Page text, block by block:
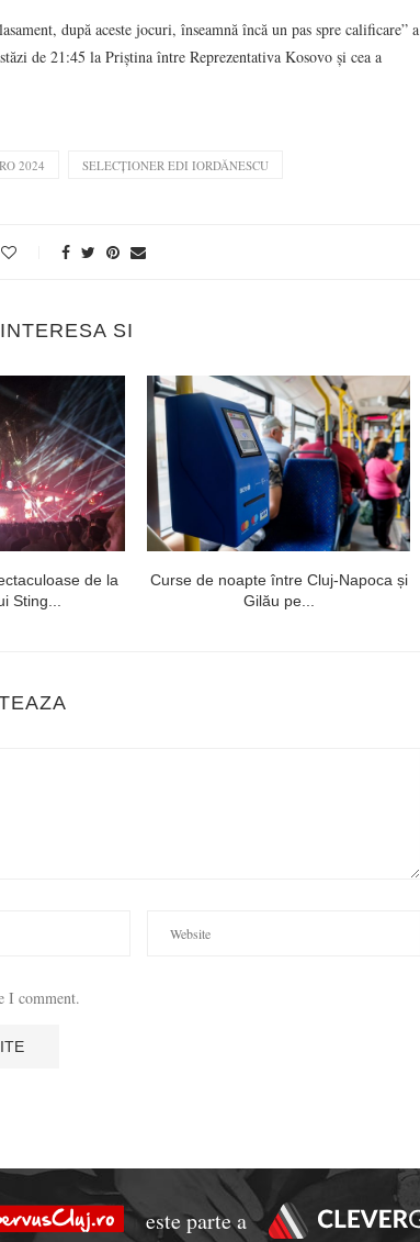
după aceste jocuri, înseamnă încă un pas spre calificare” a
de 21:45 la Priștina între Reprezentativa Kosovo și cea a
2024 SELECȚIONER EDI IORDĂNESCU
SI
de la
Sting...
Curse de noapte între Cluj-Napoca și
Gilău pe...
I comment.
este parte a